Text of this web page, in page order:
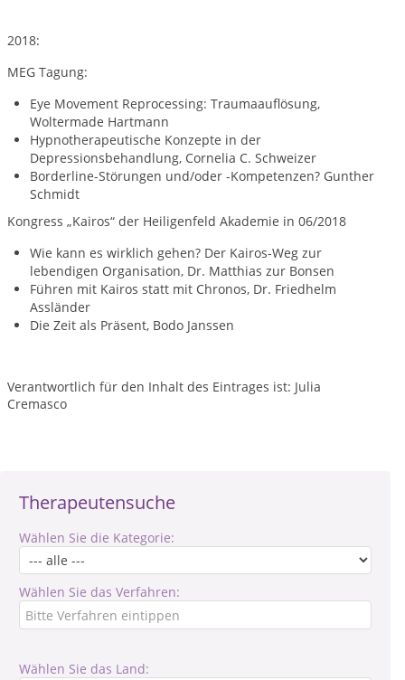
Therapeutensuche
Wählen Sie die Kategorie:
Wählen Sie das Verfahren:
Wählen Sie das Land:
2018:
MEG Tagung:
Eye Movement Reprocessing: Traumaauflösung,
Woltermade Hartmann
Hypnotherapeutische Konzepte in der
Depressionsbehandlung, Cornelia C. Schweizer
Borderline-Störungen und/oder -Kompetenzen? Gunther
Schmidt
Kongress „Kairos“ der Heiligenfeld Akademie in 06/2018
Wie kann es wirklich gehen? Der Kairos-Weg zur
lebendigen Organisation, Dr. Matthias zur Bonsen
Führen mit Kairos statt mit Chronos, Dr. Friedhelm
Assländer
Die Zeit als Präsent, Bodo Janssen
Verantwortlich für den Inhalt des Eintrages ist: Julia
Cremasco